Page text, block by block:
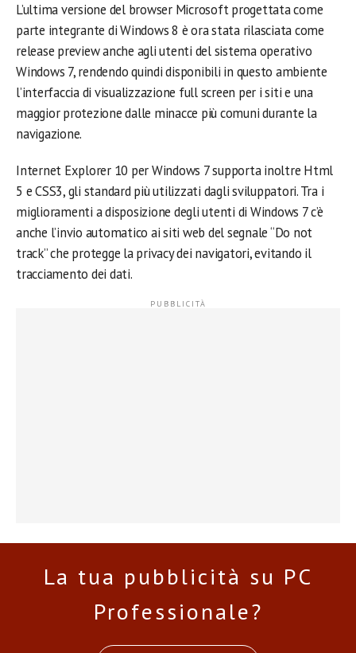
L’ultima versione del browser Microsoft progettata come
parte integrante di Windows 8 è ora stata rilasciata come
release preview anche agli utenti del sistema operativo
Windows 7, rendendo quindi disponibili in questo ambiente
l’interfaccia di visualizzazione full screen per i siti e una
maggior protezione dalle minacce più comuni durante la
navigazione.
Internet Explorer 10 per Windows 7 supporta inoltre Html
5 e CSS3, gli standard più utilizzati dagli sviluppatori. Tra i
miglioramenti a disposizione degli utenti di Windows 7 c’è
anche l’invio automatico ai siti web del segnale “Do not
track” che protegge la privacy dei navigatori, evitando il
tracciamento dei dati.
La tua pubblicità su PC
Professionale?